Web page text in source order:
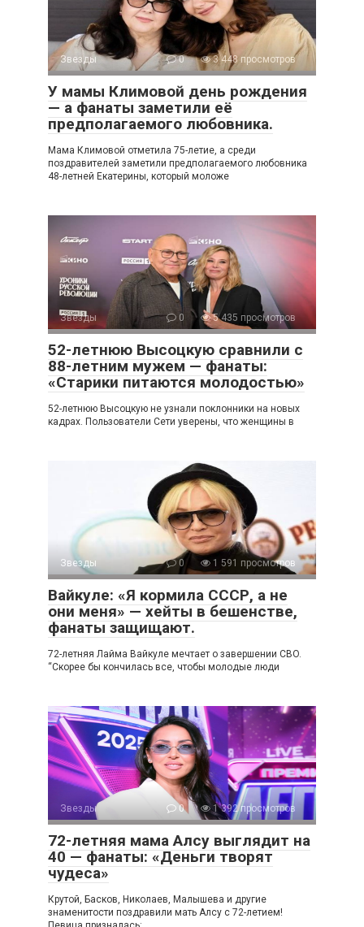
Звезды 0 3 448 просмотров
У мамы Климовой день рождения
— а фанаты заметили её
предполагаемого любовника.
Мама Климовой отметила 75-летие, а среди
поздравителей заметили предполагаемого любовника
48-летней Екатерины, который моложе
Звезды 0 5 435 просмотров
52-летнюю Высоцкую сравнили с
88-летним мужем — фанаты:
«Старики питаются молодостью»
52-летнюю Высоцкую не узнали поклонники на новых
кадрах. Пользователи Сети уверены, что женщины в
Звезды 0 1 591 просмотров
Вайкуле: «Я кормила СССР, а не
они меня» — хейты в бешенстве,
фанаты защищают.
72-летняя Лайма Вайкуле мечтает о завершении CBO.
“Скорее бы кончилась все, чтобы молодые люди
Звезды 0 1 392 просмотров
72-летняя мама Алсу выглядит на
40 — фанаты: «Деньги творят
чудеса»
Крутой, Басков, Николаев, Малышева и другие
знаменитости поздравили мать Алсу с 72-летием!